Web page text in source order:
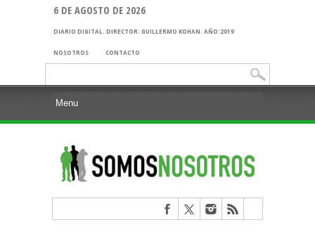
6 DE AGOSTO DE 2026
DIARIO DIGITAL. DIRECTOR: GUILLERMO KOHAN. AÑO:2019
NOSOTROS CONTACTO